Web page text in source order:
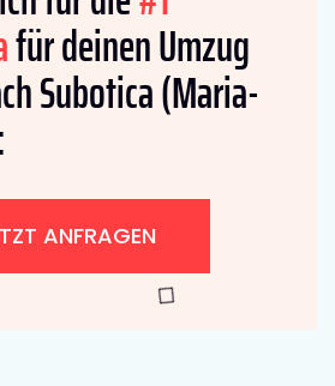
für deinen Umzug
Subotica (Maria-
ANFRAGEN